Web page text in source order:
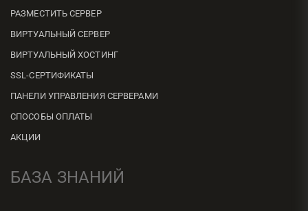
РАЗМЕСТИТЬ СЕРВЕР
ВИРТУАЛЬНЫЙ СЕРВЕР
ВИРТУАЛЬНЫЙ ХОСТИНГ
SSL-СЕРТИФИКАТЫ
ПАНЕЛИ УПРАВЛЕНИЯ СЕРВЕРАМИ
СПОСОБЫ ОПЛАТЫ
АКЦИИ
БАЗА ЗНАНИЙ